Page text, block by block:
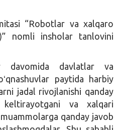
“Robotlar va xalqaro
nomli insholar tanlovini
davlatlar va
paytida harbiy
jadal rivojlanishi qanday
keltirayotgani va xalqari
qanday javob